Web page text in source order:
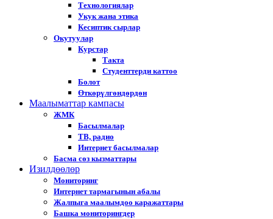
Технологиялар
Укук жана этика
Кесиптик сырлар
Окутуулар
Курстар
Такта
Студенттерди каттоо
Болот
Өткөрүлгөндөрдөн
Маалыматтар кампасы
ЖМК
Басылмалар
ТВ, радио
Интернет басылмалар
Басма сөз кызматтары
Изилдөөлөр
Мониторинг
Интернет тармагынын абалы
Жалпыга маалымдоо каражаттары
Башка мониторингдер